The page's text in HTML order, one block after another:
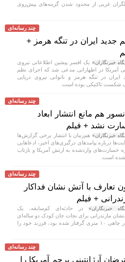
غربی از محدود شدن گزینه‌های پیش‌روی
چند رسانه‌ای
جدید ایران در تنگه هرمز +
خبرنگاران» یک افسر پیشین اطلاعاتی نیروی
آمریکا در اظهاراتی مدعی شد که اجرای نظم
ایران در تنگه هرمز و ناتوانی نیروی دریایی
یک شکست تاکتیکی بوده است.
چند رسانه‌ای
هم مانع انتشار ابعاد
نشد + فیلم
خبرنگاران»هم‌زمان با انتشار برخی گزارش‌ها
درباره پیامد‌های درگیری‌های اخیر، ادعا‌هایی
خسارت‌های واردشده به ارتش آمریکا و بازتاب
شده است.
چند رسانه‌ای
تعارف با آتش نشان فداکار
+ فیلم
خبرنگاران» در حادثه‌ای کم‌سابقه، یک
مازندرانی برای نجات جان کودک دو ساله‌ای
که در چاهی ۱۰ متری گرفتار شده بود، فرزند خود را
چند رسانه‌ای
آرژانتینی پرچم آمریکا را